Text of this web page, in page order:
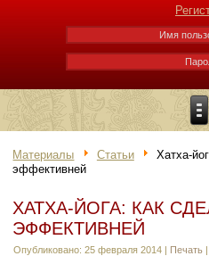
Материалы Статьи
Хатха-
эффективней
ХАТХА-ЙОГА: КАК
ЭФФЕКТИВНЕЙ
Опубликовано: 25 февраля 2014 | Печать |